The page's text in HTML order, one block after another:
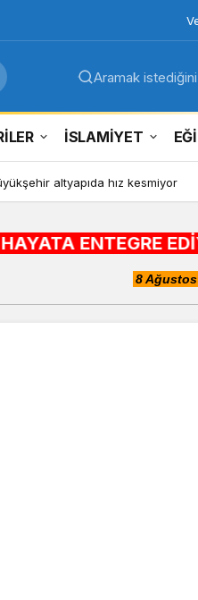
Aramak
İSLAMİYET
altyapıda hız kesmiyor
ENTEGRE